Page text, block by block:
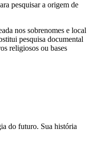
pesquisar a origem de
nos sobrenomes e local
pesquisa documental
religiosos ou bases
do futuro. Sua história